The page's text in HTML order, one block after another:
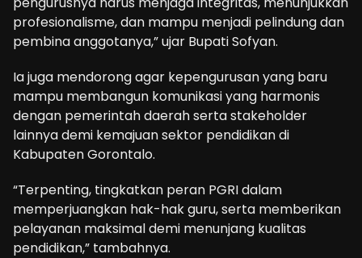
profesionalisme, dan mampu menjadi pelindung dan
pembina anggotanya,” ujar Bupati Sofyan.
Ia juga mendorong agar kepengurusan yang baru
mampu membangun komunikasi yang harmonis
dengan pemerintah daerah serta stakeholder
lainnya demi kemajuan sektor pendidikan di
Kabupaten Gorontalo.
“Terpenting, tingkatkan peran PGRI dalam
memperjuangkan hak-hak guru, serta memberikan
pelayanan maksimal demi menunjang kualitas
pendidikan,” tambahnya.